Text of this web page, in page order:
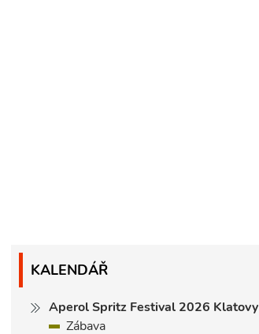
KALENDÁŘ
Aperol Spritz Festival 2026 Klatovy
Zábava